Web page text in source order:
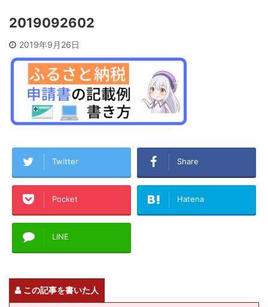
2019092602
2019年9月26日
Twitter Share
Pocket Hatena
LINE
この記事を書いた人